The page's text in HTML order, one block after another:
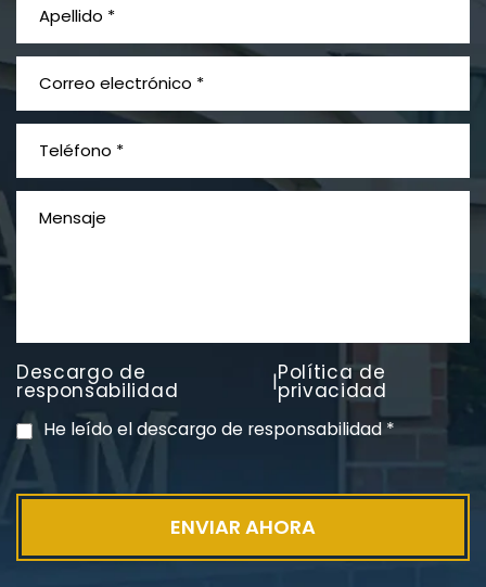
¿Qué es el mesotelioma?
PVC Cloruro de polivinilo
Exposición
Descargo de
responsabilidad |Política de
privacidad
He leído el descargo de responsabilidad*